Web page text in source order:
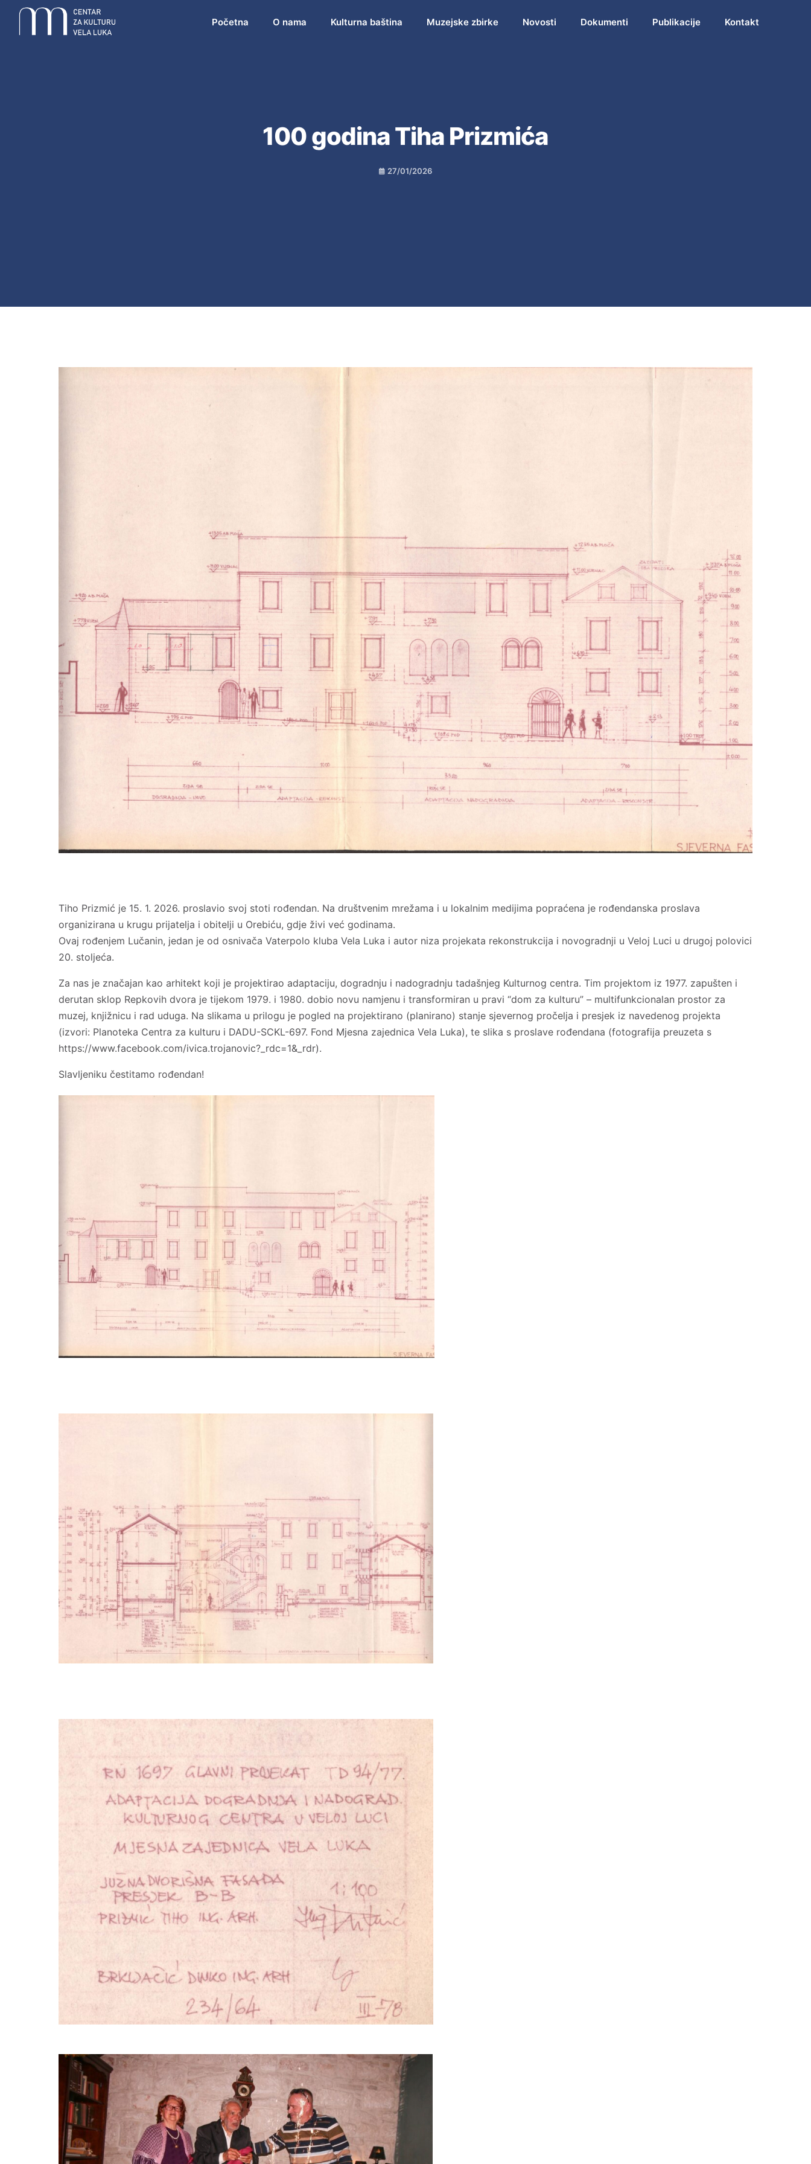
Početna O nama Kulturna baština Muzejske zbirke Novosti Dokumenti Publikacije Kontakt
100 godina Tiha Prizmića
27/01/2026
Tiho Prizmić je 15. 1. 2026. proslavio svoj stoti rođendan. Na društvenim mrežama i u lokalnim medijima popraćena je rođendanska proslava
organizirana u krugu prijatelja i obitelji u Orebiću, gdje živi već godinama.
Ovaj rođenjem Lučanin, jedan je od osnivača Vaterpolo kluba Vela Luka i autor niza projekata rekonstrukcija i novogradnji u Veloj Luci u drugoj polovici
20. stoljeća.
Za nas je značajan kao arhitekt koji je projektirao adaptaciju, dogradnju i nadogradnju tadašnjeg Kulturnog centra. Tim projektom iz 1977. zapušten i
derutan sklop Repkovih dvora je tijekom 1979. i 1980. dobio novu namjenu i transformiran u pravi “dom za kulturu” – multifunkcionalan prostor za
muzej, knjižnicu i rad uduga. Na slikama u prilogu je pogled na projektirano (planirano) stanje sjevernog pročelja i presjek iz navedenog projekta
(izvori: Planoteka Centra za kulturu i DADU-SCKL-697. Fond Mjesna zajednica Vela Luka), te slika s proslave rođendana (fotografija preuzeta s
https://www.facebook.com/ivica.trojanovic?_rdc=1&_rdr).
Slavljeniku čestitamo rođendan!